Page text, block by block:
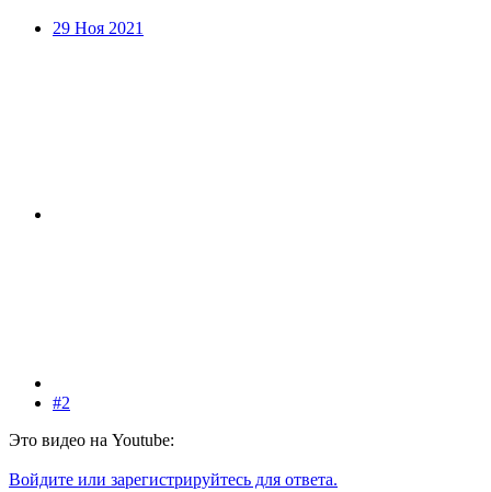
29 Ноя 2021
#2
Это видео на Youtube:
Войдите или зарегистрируйтесь для ответа.